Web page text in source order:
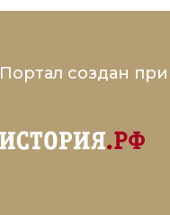
Портал создан